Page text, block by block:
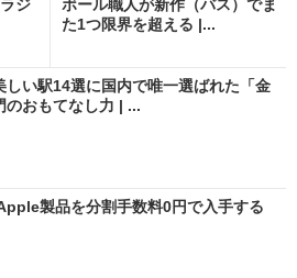
ジ
ボール職人が新作（バス）でま
た1つ限界を超える |...
しい駅14選に国内で唯一選ばれた「金
のおもてなし力 | ...
製品を分割手数料0円で入手する